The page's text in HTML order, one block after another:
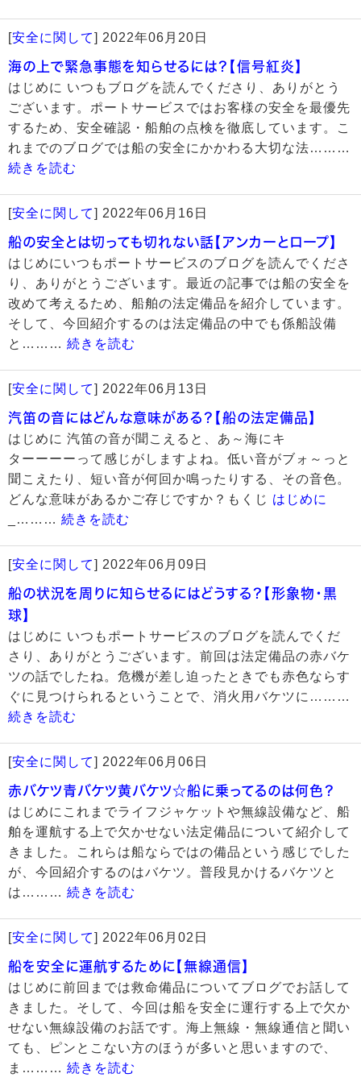
[安全に関して] 2022年06月20日
海の上で緊急事態を知らせるには？【信号紅炎】
はじめに いつもブログを読んでくださり、ありがとう
ございます。ポートサービスではお客様の安全を最優先
するため、安全確認・船舶の点検を徹底しています。こ
れまでのブログでは船の安全にかかわる大切な法………
続きを読む
[安全に関して] 2022年06月16日
船の安全とは切っても切れない話【アンカーとロープ】
はじめにいつもポートサービスのブログを読んでくださ
り、ありがとうございます。最近の記事では船の安全を
改めて考えるため、船舶の法定備品を紹介しています。
そして、今回紹介するのは法定備品の中でも係船設備
と……… 続きを読む
[安全に関して] 2022年06月13日
汽笛の音にはどんな意味がある？【船の法定備品】
はじめに 汽笛の音が聞こえると、あ～海にキ
ターーーーって感じがしますよね。低い音がブォ～っと
聞こえたり、短い音が何回か鳴ったりする、その音色。
どんな意味があるかご存じですか？もくじ はじめに
_……… 続きを読む
[安全に関して] 2022年06月09日
船の状況を周りに知らせるにはどうする？【形象物・黒
球】
はじめに いつもポートサービスのブログを読んでくだ
さり、ありがとうございます。前回は法定備品の赤バケ
ツの話でしたね。危機が差し迫ったときでも赤色ならす
ぐに見つけられるということで、消火用バケツに………
続きを読む
[安全に関して] 2022年06月06日
赤バケツ青バケツ黄バケツ☆船に乗ってるのは何色？
はじめにこれまでライフジャケットや無線設備など、船
舶を運航する上で欠かせない法定備品について紹介して
きました。これらは船ならではの備品という感じでした
が、今回紹介するのはバケツ。普段見かけるバケツと
は……… 続きを読む
[安全に関して] 2022年06月02日
船を安全に運航するために【無線通信】
はじめに前回までは救命備品についてブログでお話して
きました。そして、今回は船を安全に運行する上で欠か
せない無線設備のお話です。海上無線・無線通信と聞い
ても、ピンとこない方のほうが多いと思いますので、
ま……… 続きを読む